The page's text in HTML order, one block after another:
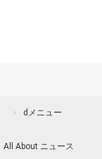
dメニュー
All About ニュース